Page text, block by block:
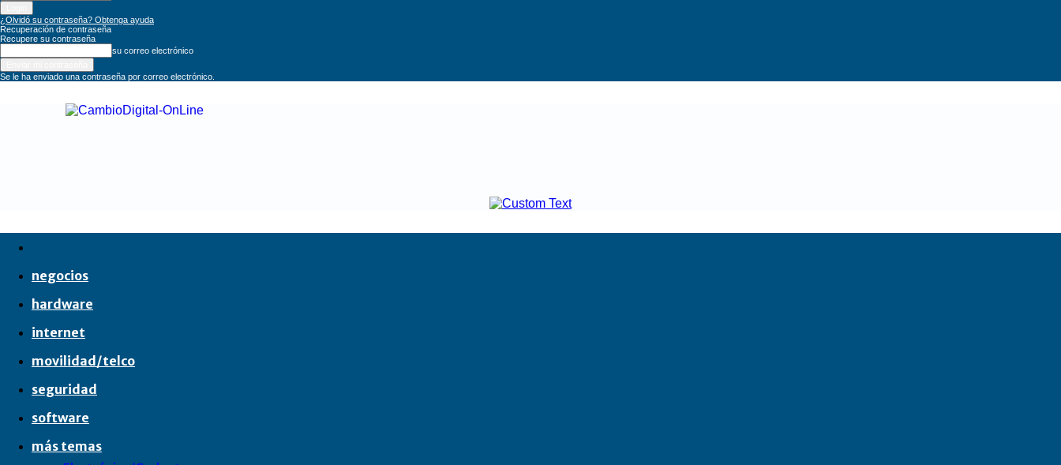
¿Olvidó su contraseña? Obtenga ayuda
Recuperación de contraseña
Recupere su contraseña
su correo electrónico
Se le ha enviado una contraseña por correo electrónico.
CambioDigital
negocios
hardware
internet
movilidad/telco
seguridad
software
más temas